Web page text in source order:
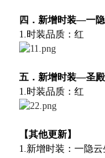
四．新增时装—一
1.时装品质：红
五．新增时装—圣
1.时装品质：红
【其他更新】
1.新增时装：一隐云